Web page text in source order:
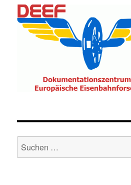
Suche
nach: